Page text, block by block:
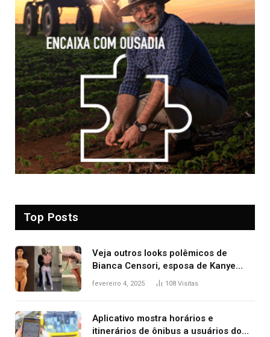
Top Posts
Veja outros looks polêmicos de
Bianca Censori, esposa de Kanye
West que apareceu nua no Grammy
fevereiro 4, 2025 108 Visitas
Aplicativo mostra horários e
itinerários de ônibus a usuários do